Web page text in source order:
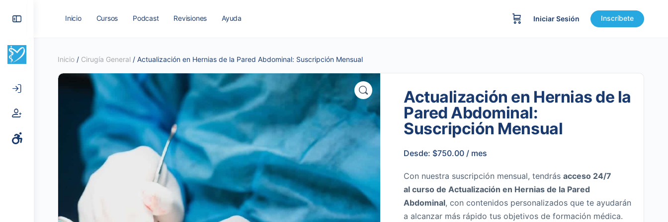
Panel
Inicio Cursos Podcast Revisiones Ayuda Iniciar Sesión Inscríbete
Inicio / Cirugía General / Actualización en Hernias de la Pared Abdominal: Suscripción Mensual
Actualización en Hernias de la
Pared Abdominal:
Suscripción Mensual
Desde: $750.00 / mes
Con nuestra suscripción mensual, tendrásacceso 24/7
al curso de Actualización en Hernias de la Pared
Abdominal, con contenidos personalizados que te ayudarán
a alcanzar más rápido tus objetivos de formación médica.